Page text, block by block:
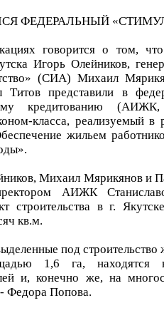
ФЕДЕРАЛЬНЫЙ
говорится о том,
Игорь Олейников,
(СИА) Михаил
Титов представили в
кредитованию
класса, реализуемый
жильем
Михаил Мярикянов и
АИЖК
строительства в г.
кв.м.
под
1,6 га, находятся
и, конечно же, на
Федора Попова.